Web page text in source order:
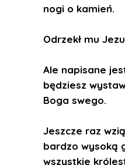
nogi o kamień.
Odrzekł mu
Ale napisane
będziesz
Boga swego.
Jeszcze raz
bardzo wysoką
wszystkie